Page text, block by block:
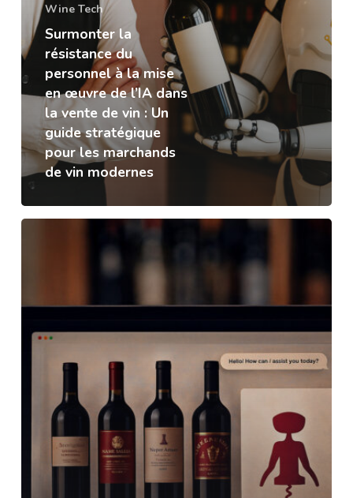
Wine Tech
Surmonter la
résistance du
personnel à la mise
en œuvre de l’IA dans
la vente de vin : Un
guide stratégique
pour les marchands
de vin modernes